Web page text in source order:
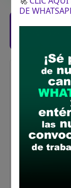
CAS N°
Vacantes:1
Profesiones/
Colegiado y
Experiencia:
años en
meses
DE